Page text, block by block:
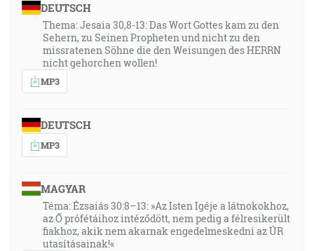
DEUTSCH
Thema: Jesaia 30,8-13: Das Wort Gottes kam zu den
Sehern, zu Seinen Propheten und nicht zu den
missratenen Söhne die den Weisungen des HERRN
nicht gehorchen wollen!
MP3
DEUTSCH
MP3
MAGYAR
Téma: Ézsaiás 30:8–13: »Az Isten Igéje a látnokokhoz,
az Ő prófétáihoz intéződött, nem pedig a félresikerült
fiakhoz, akik nem akarnak engedelmeskedni az ÚR
utasításainak!«